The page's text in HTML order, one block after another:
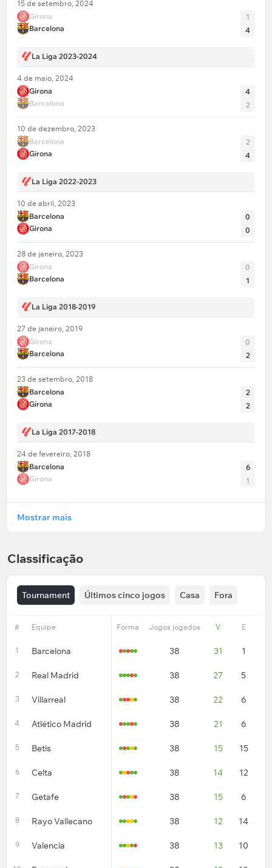
15 de setembro, 2024
Girona
Barcelona
1
4
La Liga 2023-2024
4 de maio, 2024
Girona
Barcelona
4
2
10 de dezembro, 2023
Barcelona
Girona
2
4
La Liga 2022-2023
10 de abril, 2023
Barcelona
Girona
0
0
28 de janeiro, 2023
Girona
Barcelona
0
1
La Liga 2018-2019
27 de janeiro, 2019
Girona
Barcelona
0
2
23 de setembro, 2018
Barcelona
Girona
2
2
La Liga 2017-2018
24 de fevereiro, 2018
Barcelona
Girona
6
1
Mostrar mais
Classificação
Tournament Últimos cinco jogos Casa Fora
# Equipe Forma Jogos jogados V E
1 Barcelona 38 31 1
2 Real Madrid 38 27 5
3 Villarreal 38 22 6
4 Atlético Madrid 38 21 6
5 Betis 38 15 15
6 Celta 38 14 12
7 Getafe 38 15 6
8 Rayo Vallecano 38 12 14
9 Valencia 38 13 10